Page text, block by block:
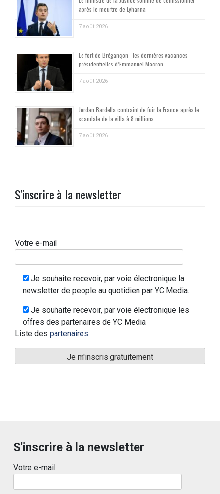
après le meurtre de Lyhanna
7 août 2026
Le fort de Brégançon : les dernières vacances
présidentielles d’Emmanuel Macron
7 août 2026
Jordan Bardella contraint de fuir la France après le
scandale de la villa à 8 millions
7 août 2026
S'inscrire à la newsletter
Votre e-mail
Je souhaite recevoir, par voie électronique la
newsletter de people au quotidien par YC Media.
Je souhaite recevoir, par voie électronique les
offres des partenaires de YC Media
Liste des partenaires
S'inscrire à la newsletter
Votre e-mail